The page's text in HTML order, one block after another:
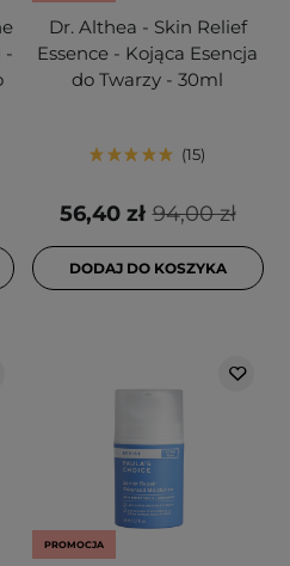
-
Dr. Althea - Skin Relief
Essence - Kojąca Esencja
do Twarzy - 30ml
15
94,00 zł
56,40 zł
DODAJ DO KOSZYKA
PROMOCJA